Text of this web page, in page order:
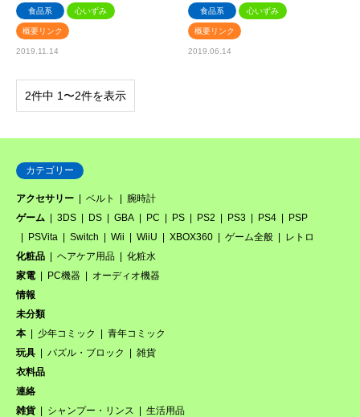
食品系 心いずみ
概要リンク
2019.11.14
食品系 心いずみ
概要リンク
2019.06.14
2件中 1〜2件を表示
カテゴリー
アクセサリー ベルト
腕時計
ゲーム
3DS DS GBA PC PS PS2 PS3 PS4
PSP
PSVita
Switch Wii WiiU XBOX360 ゲーム全般
レトロ
化粧品
ヘアケア用品
化粧水
家電
PC機器
オーディオ機器
情報
未分類
本
少年コミック
青年コミック
玩具
パズル・ブロック
雑貨
衣料品
連絡
雑貨
シャンプー・リンス
生活用品